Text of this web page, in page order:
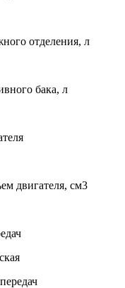
отделения, л
бака, л
двигателя, см3